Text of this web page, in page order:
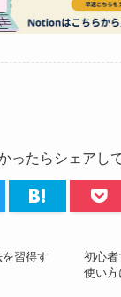
ったらシェアし
習得す
初心者
使い方